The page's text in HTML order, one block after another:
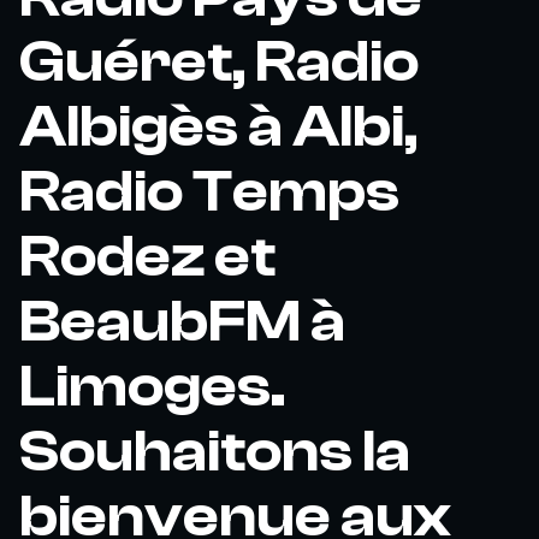
Guéret, Radio
Albigès à Albi,
Radio Temps
Rodez et
BeaubFM à
Limoges.
Souhaitons la
bienvenue aux